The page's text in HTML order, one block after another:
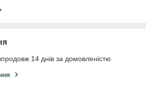
14 днів за домовленістю